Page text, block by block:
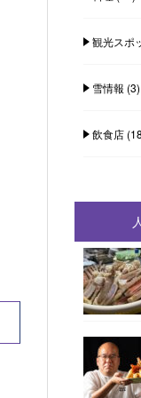
観光スポ
雪情報 (3)
飲食店